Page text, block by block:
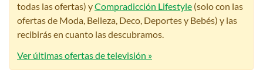
todas las ofertas) yCompradicción Lifestyle (solo con las
ofertas de Moda, Belleza, Deco, Deportes y Bebés) y las
recibirás en cuanto las descubramos.
Ver últimas ofertas de televisión »